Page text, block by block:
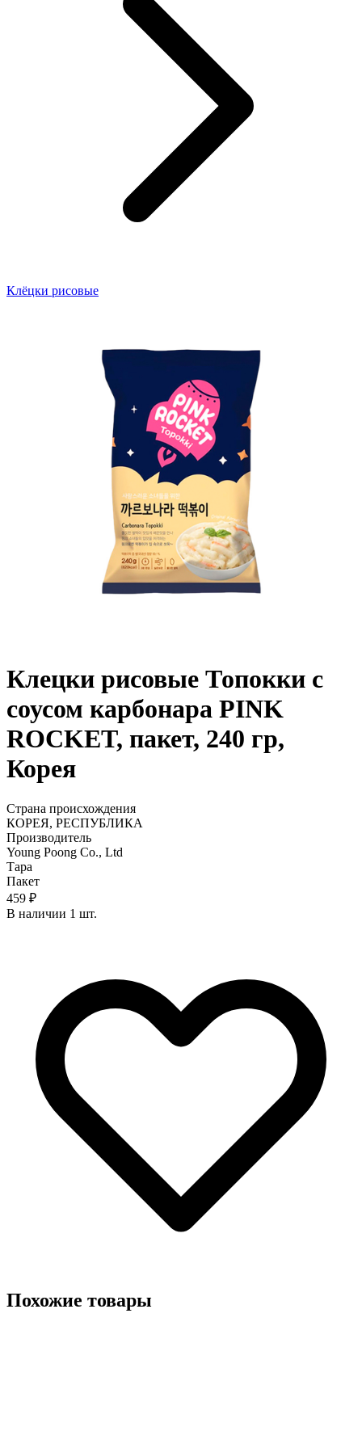
Клёцки рисовые
Клецки рисовые Топокки с
соусом карбонара PINK
ROCKET, пакет, 240 гр,
Корея
Страна происхождения
КОРЕЯ, РЕСПУБЛИКА
Производитель
Young Poong Co., Ltd
Тара
Пакет
459 ₽
В наличии 1 шт.
Похожие товары